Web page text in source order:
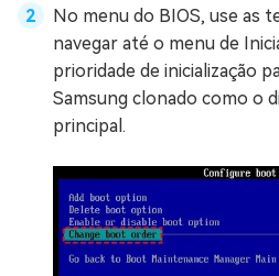
No menu do BIOS, use as
navegar até o menu de
prioridade de inicialização
Samsung clonado como o
principal.